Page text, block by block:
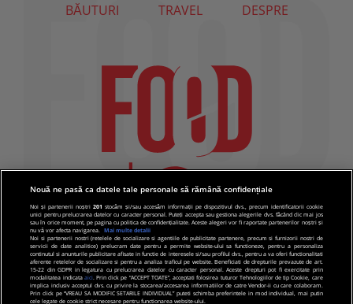
BĂUTURI
TRAVEL DESPRE
Nouă ne pasă ca datele tale personale să rămână confidențiale
Noi și partenerii noștri201 stocăm și/sau accesăm informații pe dispozitivul dvs., precum identificatorii cookie
unici pentru prelucrarea datelor cu caracter personal. Puteți accepta sau gestiona alegerile dvs. făcând clic mai jos
sau în orice moment, pe pagina cu politica de confidențialitate. Aceste alegeri vor fi raportate partenerilor noștri și
nu vă vor afecta navigarea.
Mai multe detalii
Noi si partenerii nostri (retelele de socializare si agentiile de publicitate partenere, precum si furnizorii nostri de
servicii de date analitice) prelucram date pentru a permite website-ului sa functioneze, pentru a personaliza
continutul si anunturile publicitare afisate in functie de interesele si/sau profilul dvs., pentru a va oferi functionalitati
aferente retelelor de socializare si pentru a analiza traficul pe website. Beneficiati de drepturile prevazute de art.
15-22 din GDPR in legatura cu prelucrarea datelor cu caracter personal. Aceste drepturi pot fi exercitate prin
modalitatea indicata aici. Prin click pe “ACCEPT TOATE”, acceptati folosirea tuturor Tehnologiilor de tip Cookie, care
implica inclusiv acceptul dvs. cu privire la stocarea/accesarea informatiilor de catre Vendor-ii cu care colaboram.
Prin click pe “VREAU SA MODIFIC SETARILE INDIVIDUAL” puteti schimba preferintele in mod individual, mai putin
cele legate de cookie strict necesare pentru functionarea website-ului.